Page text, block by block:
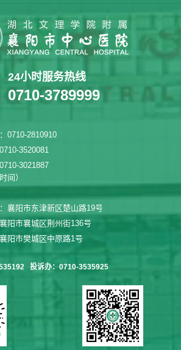
24小时服务热线
0710-3789999
0710-2810910
3520081
3021887
间）
襄阳市东津新区楚山路19号
阳市襄城区荆州街136号
阳市樊城区中原路1号
投诉办：0710-3535925